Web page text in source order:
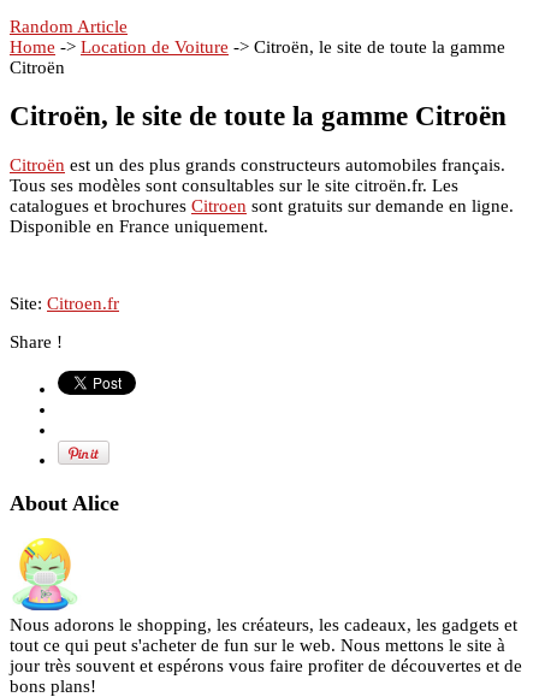
Random Article
Home -> Location de Voiture -> Citroën, le site de toute la gamme
Citroën
Citroën, le site de toute la gamme Citroën
Citroën est un des plus grands constructeurs automobiles français.
Tous ses modèles sont consultables sur le site citroën.fr. Les
catalogues et brochures Citroen sont gratuits sur demande en ligne.
Disponible en France uniquement.
Site: Citroen.fr
Share !
About Alice
Nous adorons le shopping, les créateurs, les cadeaux, les gadgets et
tout ce qui peut s'acheter de fun sur le web. Nous mettons le site à
jour très souvent et espérons vous faire profiter de découvertes et de
bons plans!